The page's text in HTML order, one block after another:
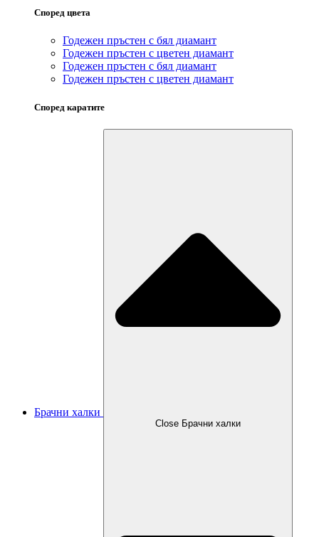
Според цвета
Годежен пръстен с бял диамант
Годежен пръстен с цветен диамант
Годежен пръстен с бял диамант
Годежен пръстен с цветен диамант
Според каратите
Брачни халки
Close Брачни халки